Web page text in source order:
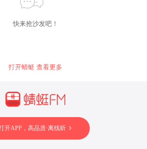
快来抢沙发吧！
打开蜻蜓 查看更多
开APP，高品质·离线听